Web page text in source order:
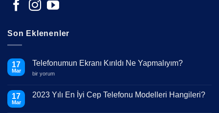
Son Eklenenler
17
Mar
Telefonumun Ekranı Kırıldı Ne Yapmalıyım?
Telefonumun
Ne
Yapmalıyım?
bir yorum
17
Mar
2023 Yılı En İyi Cep Telefonu Modelleri Hangileri?